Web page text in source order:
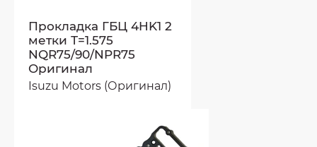
Прокладка ГБЦ 4HK1 2
метки Т=1.575
NQR75/90/NPR75
Оригинал
Isuzu Motors (Оригинал)